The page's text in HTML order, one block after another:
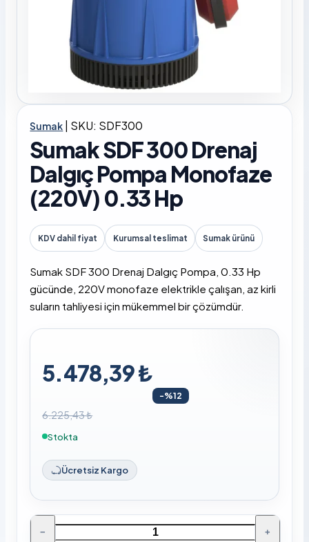
Sumak | SKU: SDF300
Sumak SDF 300 Drenaj
Dalgıç Pompa Monofaze
(220V) 0.33 Hp
KDV dahil fiyat Kurumsal teslimat Sumak ürünü
Sumak SDF 300 Drenaj Dalgıç Pompa, 0.33 Hp
gücünde, 220V monofaze elektrikle çalışan, az kirli
suların tahliyesi için mükemmel bir çözümdür.
5.478,39 ₺
-%12
6.225,43 ₺
Stokta
Ücretsiz Kargo
− +